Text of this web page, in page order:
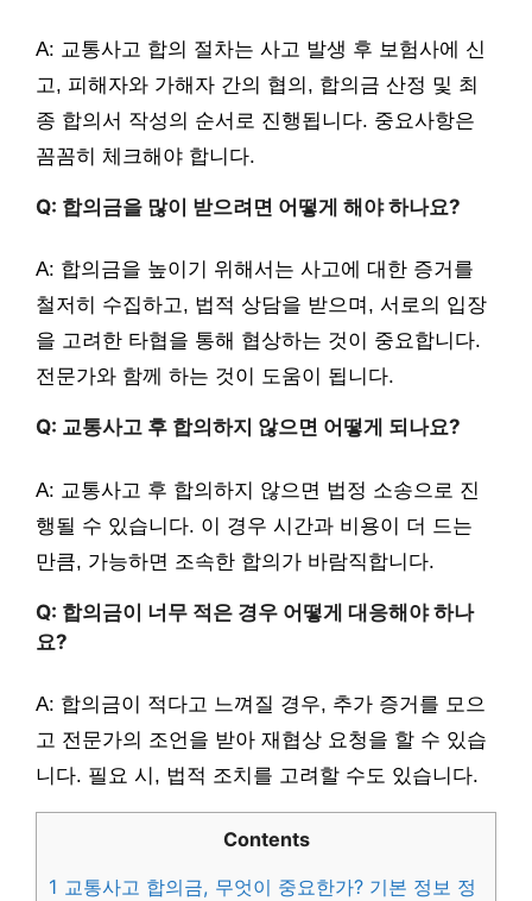
A: 교통사고 합의 절차는 사고 발생 후 보험사에 신
고, 피해자와 가해자 간의 협의, 합의금 산정 및 최
종 합의서 작성의 순서로 진행됩니다. 중요사항은
꼼꼼히 체크해야 합니다.
Q: 합의금을 많이 받으려면 어떻게 해야 하나요?
A: 합의금을 높이기 위해서는 사고에 대한 증거를
철저히 수집하고, 법적 상담을 받으며, 서로의 입장
을 고려한 타협을 통해 협상하는 것이 중요합니다.
전문가와 함께 하는 것이 도움이 됩니다.
Q: 교통사고 후 합의하지 않으면 어떻게 되나요?
A: 교통사고 후 합의하지 않으면 법정 소송으로 진
행될 수 있습니다. 이 경우 시간과 비용이 더 드는
만큼, 가능하면 조속한 합의가 바람직합니다.
Q: 합의금이 너무 적은 경우 어떻게 대응해야 하나
요?
A: 합의금이 적다고 느껴질 경우, 추가 증거를 모으
고 전문가의 조언을 받아 재협상 요청을 할 수 있습
니다. 필요 시, 법적 조치를 고려할 수도 있습니다.
Contents
1 교통사고 합의금, 무엇이 중요한가? 기본 정보 정